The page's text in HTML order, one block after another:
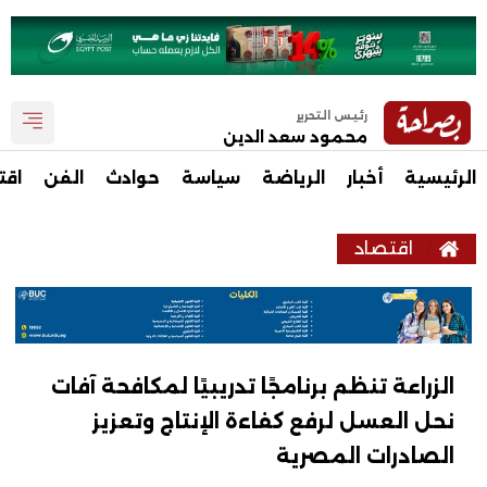
رئيس التحرير
محمود سعد الدين
الرئيسية أخبار الرياضة سياسة حوادث الفن
اقتصاد
الزراعة تنظم برنامجًا تدريبيًا لمكافحة آفات
نحل العسل لرفع كفاءة الإنتاج وتعزيز
الصادرات المصرية